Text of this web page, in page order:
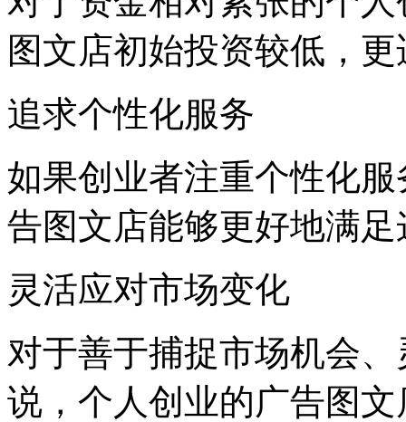
图文店初始投资较低，
追求个性化服务
如果创业者注重个性化
告图文店能够更好地满
灵活应对市场变化
对于善于捕捉市场机会
说，个人创业的广告图